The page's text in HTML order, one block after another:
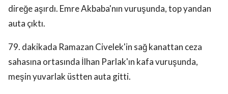
direğe aşırdı. Emre Akbaba'nın vuruşunda, top yandan
auta çıktı.
79. dakikada Ramazan Civelek'in sağ kanattan ceza
sahasına ortasında İlhan Parlak'ın kafa vuruşunda,
meşin yuvarlak üstten auta gitti.